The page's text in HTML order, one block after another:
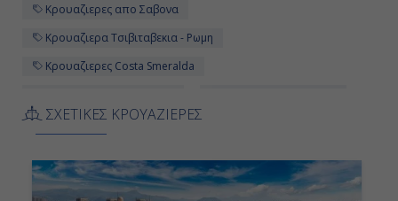
Κρουαζιερες απο Σαβονα
Κρουαζιερα Τσιβιταβεκια - Ρωμη
Κρουαζιερες Costa Smeralda
Κρουαζιερες Σεπτεμβριος
Κρουαζιερα Οκτωβριος
Κρουαζιερα Απριλιος
ΣΧΕΤΙΚΕΣ ΚΡΟΥΑΖΙΕΡΕΣ